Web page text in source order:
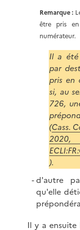
Remarque :
être pris
numérateur.
Il a été
par
pris en
si, au
726,
(Cass.
).
d'autre
qu'elle
Il y a